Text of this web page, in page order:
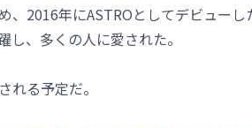
2016年にASTROとしてデビューし
、多くの人に愛された。
れる予定だ。